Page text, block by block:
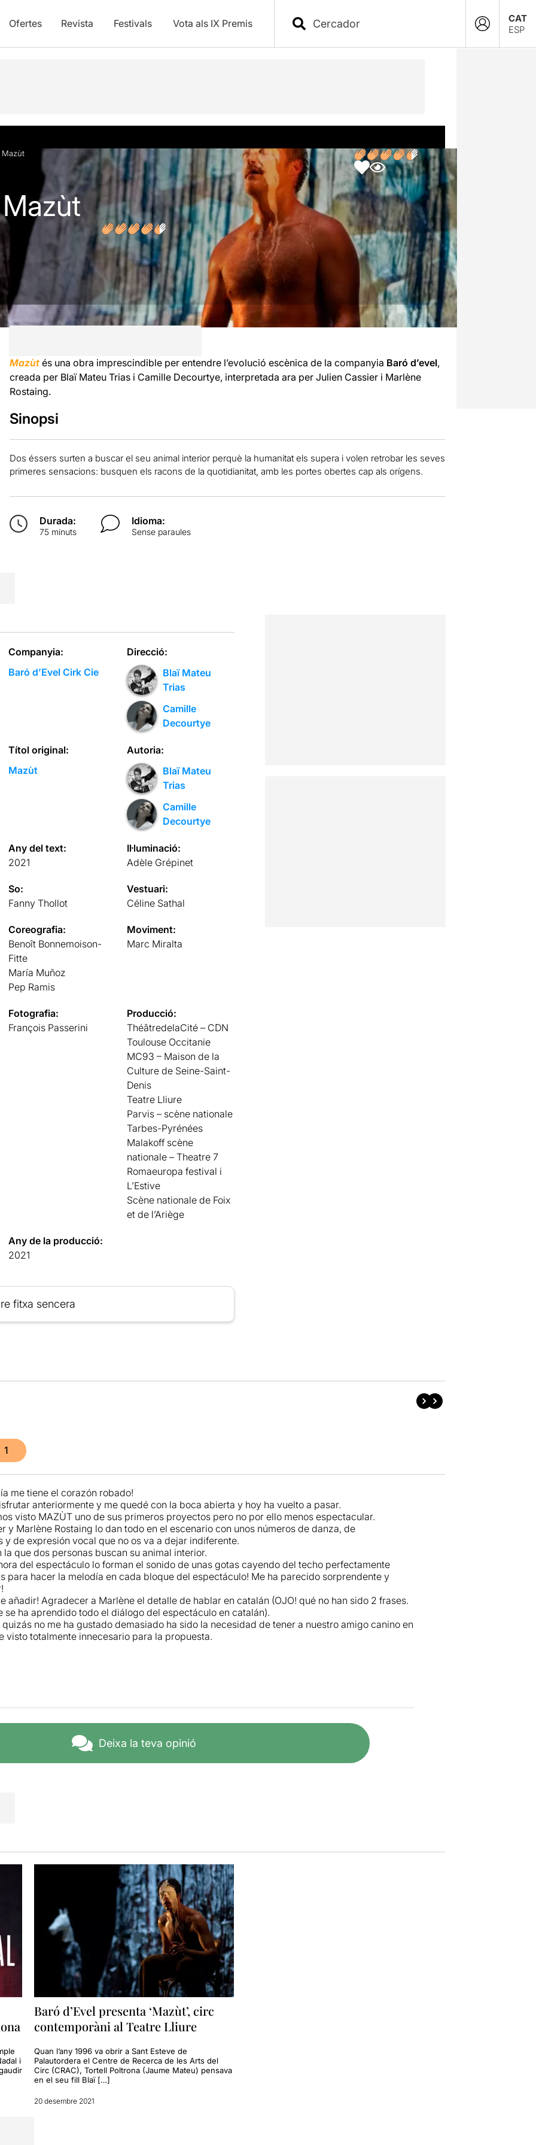
Ofertes Revista Festivals Vota als IX Premis
CAT
ESP
Opinions Articles
Mazùt
Mazùt
Mazùt és una obra imprescindible per entendre l’evolució escènica de la companyia Baró d’evel,
creada per Blaï Mateu Trias i Camille Decourtye, interpretada ara per Julien Cassier i Marlène
Rostaing.
Sinopsi
Dos éssers surten a buscar el seu animal interior perquè la humanitat els supera i volen retrobar les seves
primeres sensacions: busquen els racons de la quotidianitat, amb les portes obertes cap als orígens.
Durada:
75 minuts
Idioma:
Sense paraules
Companyia:
Baró d’Evel Cirk Cie
Direcció:
Blaï Mateu
Trias
Camille
Decourtye
Títol original:
Mazùt
Autoria:
Blaï Mateu
Trias
Camille
Decourtye
Any del text:
2021
Il·luminació:
Adèle Grépinet
So:
Fanny Thollot
Vestuari:
Céline Sathal
Coreografia:
Benoît Bonnemoison-
Fitte
María Muñoz
Pep Ramis
Moviment:
Marc Miralta
Fotografia:
François Passerini
Producció:
ThéâtredelaCité – CDN
Toulouse Occitanie
MC93 – Maison de la
Culture de Seine-Saint-
Denis
Teatre Lliure
Parvis – scène nationale
Tarbes-Pyrénées
Malakoff scène
nationale – Theatre 7
Romaeuropa festival i
L’Estive
Scène nationale de Foix
et de l’Ariège
Any de la producció:
2021
fitxa sencera
1
me tiene el corazón robado!
anteriormente y me quedé con la boca abierta y hoy ha vuelto a pasar.
visto MAZÙT uno de sus primeros proyectos pero no por ello menos espectacular.
y Marlène Rostaing lo dan todo en el escenario con unos números de danza, de
y de expresión vocal que no os va a dejar indiferente.
la que dos personas buscan su animal interior.
del espectáculo lo forman el sonido de unas gotas cayendo del techo perfectamente
para hacer la melodía en cada bloque del espectáculo! Me ha parecido sorprendente y
añadir! Agradecer a Marlène el detalle de hablar en catalán (OJO! qué no han sido 2 frases.
se ha aprendido todo el diálogo del espectáculo en catalán).
no me ha gustado demasiado ha sido la necesidad de tener a nuestro amigo canino en
visto totalmente innecesario para la propuesta.
Deixa la teva opinió
i
Baró d’Evel presenta ‘Mazùt’, circ
contemporàni al Teatre Lliure
Quan l’any 1996 va obrir a Sant Esteve de
Palautordera el Centre de Recerca de les Arts del
Circ (CRAC), Tortell Poltrona (Jaume Mateu) pensava
en el seu fill Blaï […]
20 desembre 2021